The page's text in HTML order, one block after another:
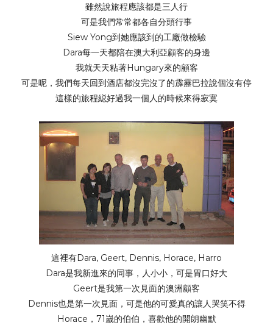
雖然說旅程應該都是三人行
可是我們常常都各自分頭行事
Siew Yong到她應該到的工廠做檢驗
Dara每一天都陪在澳大利亞顧客的身邊
我就天天粘著Hungary來的顧客
可是呢，我們每天回到酒店都沒完沒了的霹靂巴拉說個沒有停
這樣的旅程縂好過我一個人的時候來得寂寞
這裡有Dara, Geert, Dennis, Horace, Harro
Dara是我新進來的同事，人小小，可是胃口好大
Geert是我第一次見面的澳洲顧客
Dennis也是第一次見面，可是他的可愛真的讓人哭笑不得
Horace，71嵗的伯伯，喜歡他的開朗幽默